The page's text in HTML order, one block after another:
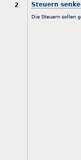
2 Steuern
Die Steuern sollen